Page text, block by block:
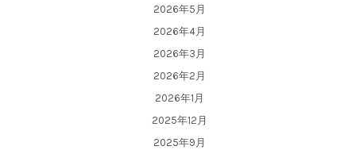
2026年5月
2026年4月
2026年3月
2026年2月
2026年1月
2025年12月
2025年9月